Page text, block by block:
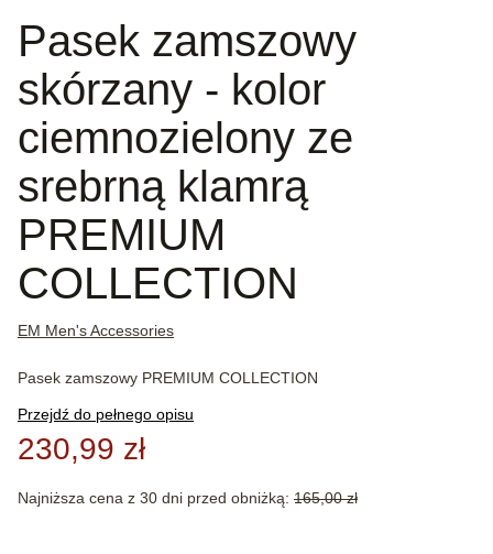
Pasek zamszowy
skórzany - kolor
ciemnozielony ze
srebrną klamrą
PREMIUM
COLLECTION
EM Men's Accessories
Pasek zamszowy PREMIUM COLLECTION
Przejdź do pełnego opisu
230,99 zł
Najniższa cena z 30 dni przed obniżką: 165,00 zł